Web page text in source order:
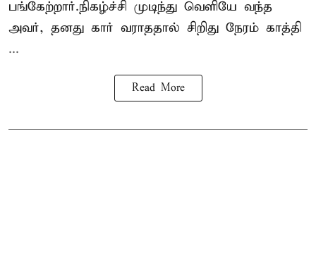
பங்கேற்றார்.நிகழ்ச்சி முடிந்து வெளியே வந்த
அவர், தனது கார் வராததால் சிறிது நேரம் காத்தி
...
Read More